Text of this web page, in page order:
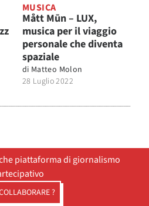
MUSICA
Mått Mūn – LUX,
musica per il viaggio
personale che diventa
spaziale
di Matteo Molon
28 Luglio 2022
piattaforma di giornalismo
?